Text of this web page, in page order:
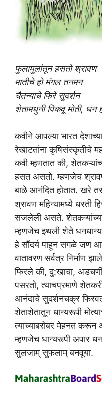
फुलामुलांतून हसतो श्रावण
मातीचे हो मंगल तनमन
चैतन्याचे फिरे सुदर्शन
शेतामधुनी पिकवू मोती, धन
कवीने आपल्या भारत
रेखाटतांना कृषिसंस्कृतीचे
कवी म्हणतात की,
हसत असतो. म्हणजेच श्रावण
बाळे आनंदित होतात. खरे
श्रावण महिन्यामध्ये धरती
सजलेली असते. शेतकऱ्यांच्या
म्हणजेच इथली शेते
हे सौंदर्य पाहून सगळे जण
वातावरण सर्वत्र निर्माण
फिरले की, दु:खाचा,
पसरतो, त्याचप्रमाणे
आनंदाचे सुदर्शनचक्र
शेताशेतातून धान्यरूपी
त्याच्याबरोबर मेहनत करून
म्हणजेच धान्यरूपी अपार
सुलजाम् सुफलाम् बनवूया.